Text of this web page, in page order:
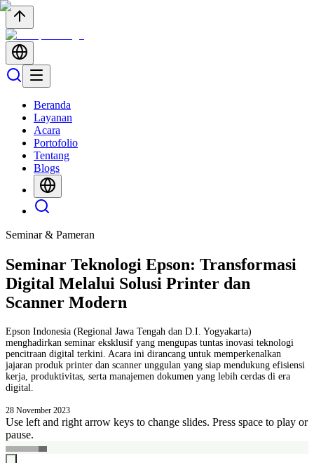
Beranda
Layanan
Acara
Portofolio
Tentang
Blogs
Seminar & Pameran
Seminar Teknologi Epson: Transformasi
Digital Melalui Solusi Printer dan
Scanner Modern
Epson Indonesia (Regional Jawa Tengah dan D.I. Yogyakarta)
menghadirkan seminar eksklusif yang mengupas tuntas inovasi teknologi
pencitraan digital terkini. Acara ini dirancang untuk memperkenalkan
jajaran produk printer dan scanner unggulan yang siap mendukung efisiensi
kerja, produktivitas, serta manajemen dokumen yang lebih cerdas di era
digital.
28 November 2023
Use left and right arrow keys to change slides. Press space to play or
pause.